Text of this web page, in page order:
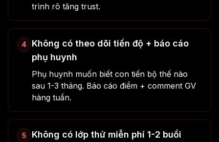
trình rõ tăng trust.
4
Không có theo dõi tiến độ + báo cáo
phụ huynh
Phụ huynh muốn biết con tiến bộ thế nào
sau 1-3 tháng. Báo cáo điểm + comment GV
hàng tuần.
5 Không có lớp thử miễn phí 1-2 buổi